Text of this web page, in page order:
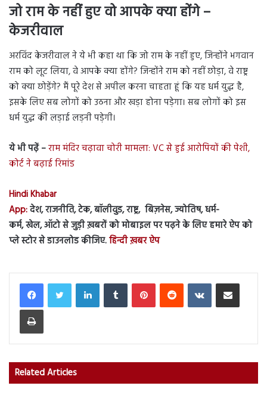
जो राम के नहीं हुए वो आपके क्या होंगे –
केजरीवाल
अरविंद केजरीवाल ने ये भी कहा था कि जो राम के नहीं हुए, जिन्होंने भगवान
राम को लूट लिया, वे आपके क्या होंगे? जिन्होंने राम को नहीं छोड़ा, वे राष्ट्र
को क्या छोड़ेंगे? मैं पूरे देश से अपील करना चाहता हूं कि यह धर्म युद्ध है,
इसके लिए सब लोगों को उठना और खड़ा होना पड़ेगा। सब लोगों को इस
धर्म युद्ध की लड़ाई लड़नी पड़ेगी।
ये भी पढ़ें –राम मंदिर चढ़ावा चोरी मामला: VC से हुई आरोपियों की पेशी,
कोर्ट ने बढ़ाई रिमांड
Hindi Khabar
App:देश, राजनीति, टेक, बॉलीवुड, राष्ट्र, बिज़नेस, ज्योतिष, धर्म-
कर्म, खेल, ऑटो से जुड़ी ख़बरों को मोबाइल पर पढ़ने के लिए हमारे ऐप को
प्ले स्टोर से डाउनलोड कीजिए.हिन्दी ख़बर ऐप
LinkedInTumblr PinterestReddit VKontakteShare via Email
Print
Related Articles